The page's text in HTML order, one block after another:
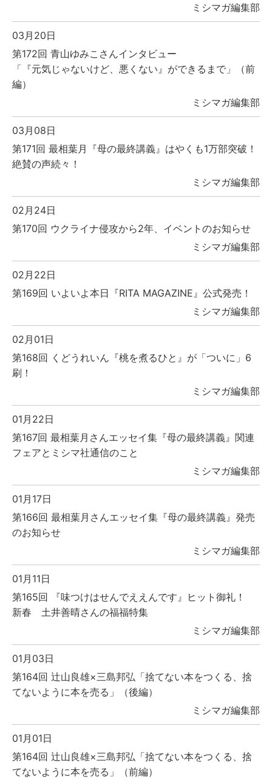
ミシマガ編集部
03月20日
第172回 青山ゆみこさんインタビュー
「『元気じゃないけど、悪くない』ができるまで」（前
編）
ミシマガ編集部
03月08日
第171回 最相葉月『母の最終講義』はやくも1万部突破！
絶賛の声続々！
ミシマガ編集部
02月24日
第170回 ウクライナ侵攻から2年、イベントのお知らせ
ミシマガ編集部
02月22日
第169回 いよいよ本日『RITA MAGAZINE』公式発売！
ミシマガ編集部
02月01日
第168回 くどうれいん『桃を煮るひと』が「ついに」6
刷！
ミシマガ編集部
01月22日
第167回 最相葉月さんエッセイ集『母の最終講義』関連
フェアとミシマ社通信のこと
ミシマガ編集部
01月17日
第166回 最相葉月さんエッセイ集『母の最終講義』発売
のお知らせ
ミシマガ編集部
01月11日
第165回 『味つけはせんでええんです』ヒット御礼！
新春 土井善晴さんの福福特集
ミシマガ編集部
01月03日
第164回 辻山良雄×三島邦弘「捨てない本をつくる、捨
てないように本を売る」（後編）
ミシマガ編集部
01月01日
第164回 辻山良雄×三島邦弘「捨てない本をつくる、捨
てないように本を売る」（前編）